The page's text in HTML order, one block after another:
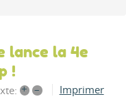
lance la 4e
!
+ – Imprimer